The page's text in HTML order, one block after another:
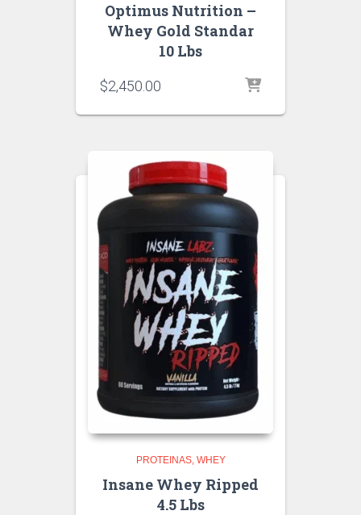
Optimus Nutrition –
Whey Gold Standar
10 Lbs
$2,450.00
PROTEINAS WHEY
Insane Whey Ripped
4.5 Lbs